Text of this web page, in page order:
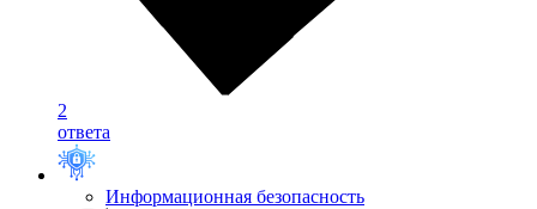
2
ответа
Информационная безопасность